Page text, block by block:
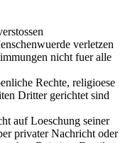
verletzen
nicht fuer alle
Rechte, religioese
Dritter gerichtet sind
auf Loeschung seiner
privater Nachricht oder